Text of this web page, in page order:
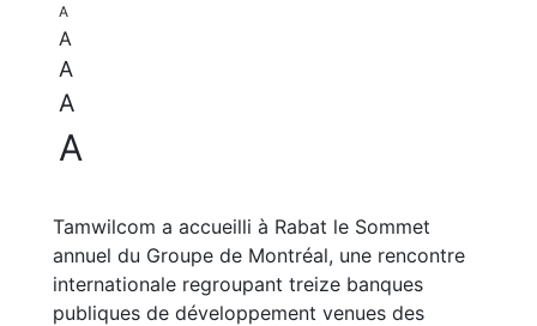
A
A
A
A
A
Tamwilcom a accueilli à Rabat le Sommet
annuel du Groupe de Montréal, une rencontre
internationale regroupant treize banques
publiques de développement venues des